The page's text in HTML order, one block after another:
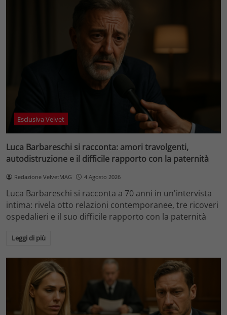
Esclusiva Velvet
Luca Barbareschi si racconta: amori travolgenti,
autodistruzione e il difficile rapporto con la paternità
Redazione VelvetMAG 4 Agosto 2026
Luca Barbareschi si racconta a 70 anni in un'intervista
intima: rivela otto relazioni contemporanee, tre ricoveri
ospedalieri e il suo difficile rapporto con la paternità
Leggi di più